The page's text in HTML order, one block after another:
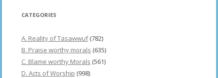
CATEGORIES
A. Reality of Tasawwuf(782)
B. Praise worthy morals (635)
C. Blame worthy Morals (561)
D. Acts of Worship (998)